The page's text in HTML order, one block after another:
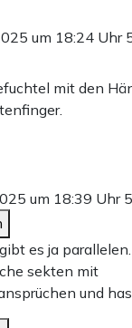
um 18:24 Uhr
mit den
um 18:39 Uhr
es ja
sekten mit
und